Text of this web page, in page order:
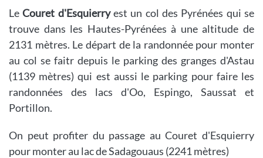
LeCouret d'Esquierryest un col des Pyrénées qui se
trouve dans les Hautes-Pyrénées à une altitude de
2131 mètres. Le départ de la randonnée pour monter
au col se faitr depuis le parking des granges d'Astau
(1139 mètres) qui est aussi le parking pour faire les
randonnées des lacs d'Oo, Espingo, Saussat et
Portillon.
On peut profiter du passage au Couret d'Esquierry
pour monter au lac de Sadagouaus (2241 mètres)